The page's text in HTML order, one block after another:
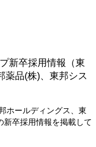
新卒採用情報（東
薬品(株)、東邦シス
ホールディングス、東
卒採用情報を掲載して